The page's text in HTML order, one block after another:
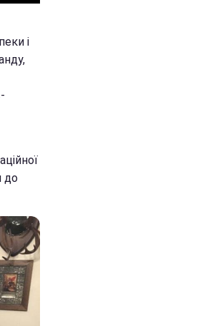
і
до